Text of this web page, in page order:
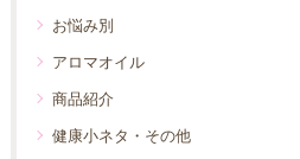
お悩み別
アロマオイル
商品紹介
健康小ネタ・その他